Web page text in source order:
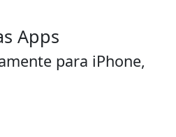
Apps
para iPhone,